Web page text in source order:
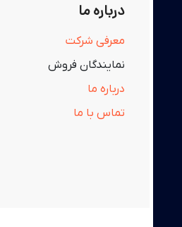
درباره ما
معرفی شرکت
نمایندگان فروش
درباره ما
تماس با ما